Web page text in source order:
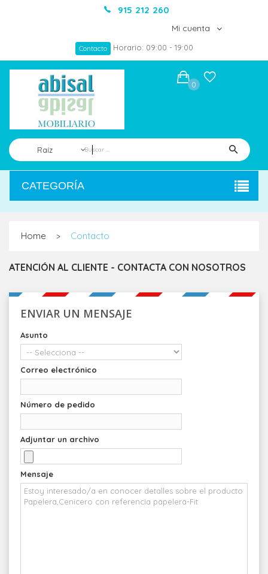
915 212 260
Mi cuenta
Contacto Horario: 09:00 - 19:00
Raíz
0
CATEGORÍA
Home > Contacto
ATENCIÓN AL CLIENTE - CONTACTA CON NOSOTROS
ENVIAR UN MENSAJE
Asunto
Correo electrónico
Número de pedido
Adjuntar un archivo
Mensaje